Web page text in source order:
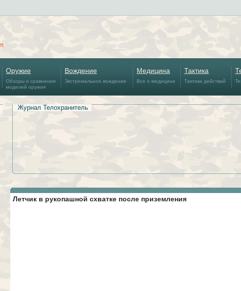
Оружие
Обзоры и сравнения
моделей оружия
Вождение
Экстремальное вождение
Медицина
Все о медицине
Тактика
Тактика действий
Журнал Телохранитель
Летчик в рукопашной схватке после приземления